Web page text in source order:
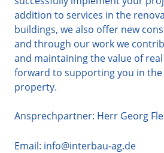
addition to services in the
buildings, we also offer new
and through our work we
and maintaining the value of
forward to supporting you in
property.
Ansprechpartner: Herr Georg
Email: info@interbau-ag.de